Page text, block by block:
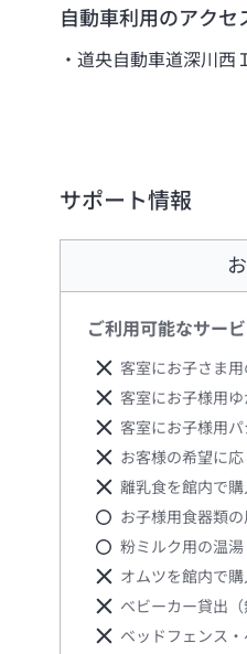
自動車利用のアクセ
道央自動車道深川西
サポート情報
ご利用可能なサー
客室にお子さま
客室にお子様用
客室にお子様用
お客様の希望に
離乳食を館内で購
お子様用食器類の
粉ミルク用の温
オムツを館内で購
ベビーカー貸出（
ベッドフェンス